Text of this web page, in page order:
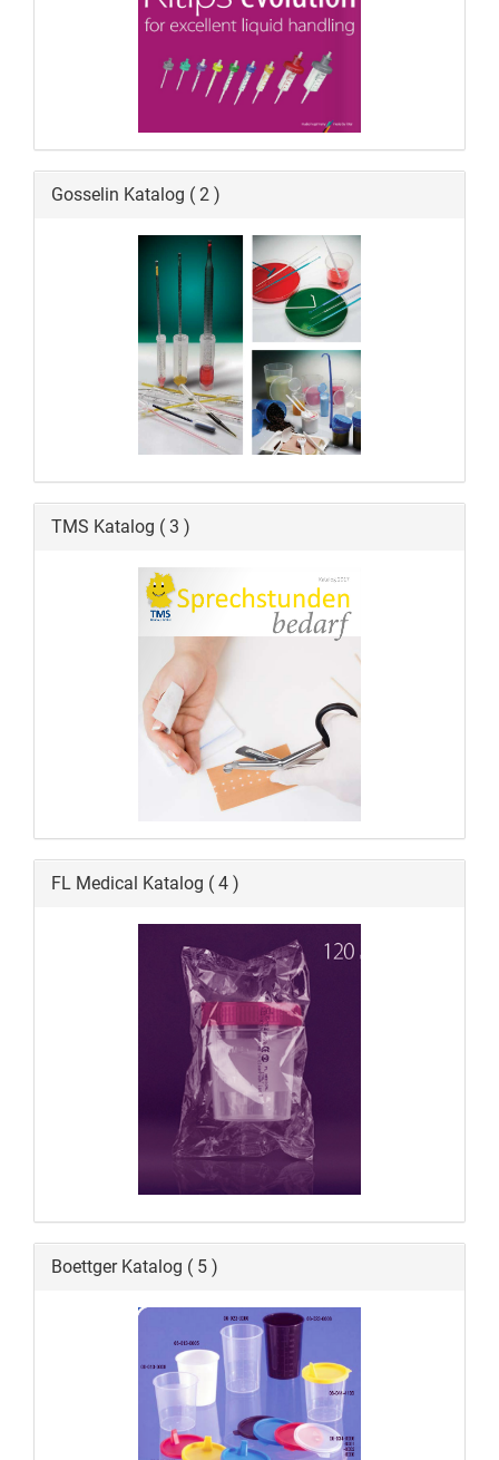
Gosselin Katalog ( 2 )
TMS Katalog ( 3 )
FL Medical Katalog ( 4 )
Boettger Katalog ( 5 )